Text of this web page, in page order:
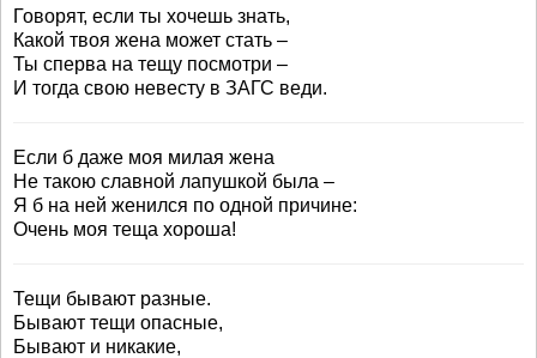
Говорят, если ты хочешь знать,
Какой твоя жена может стать –
Ты сперва на тещу посмотри –
И тогда свою невесту в ЗАГС веди.
Если б даже моя милая жена
Не такою славной лапушкой была –
Я б на ней женился по одной причине:
Очень моя теща хороша!
Тещи бывают разные.
Бывают тещи опасные,
Бывают и никакие,